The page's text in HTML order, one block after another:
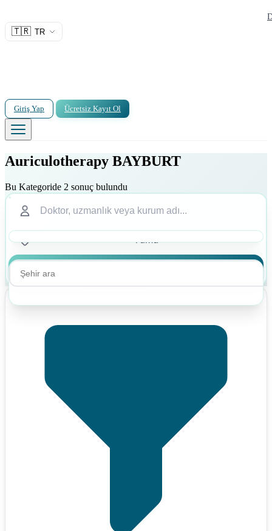
🇹🇷 TR
Giriş Yap Ücretsiz Kayıt Ol
Auriculotherapy BAYBURT
Bu Kategoride 2 sonuç bulundu